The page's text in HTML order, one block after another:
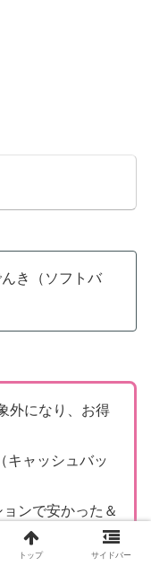
き（ソフトバ
外になり、お得
キャッシュバッ
ンで安かった＆
トップ サイドバー